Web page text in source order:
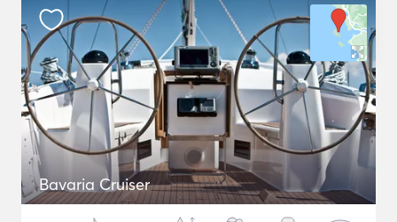
Bavaria Cruiser